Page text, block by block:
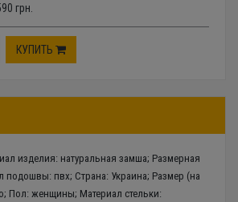
грн.
КУПИТЬ
изделия: натуральная замша; Размерная
подошвы: пвх; Страна: Украина; Размер (на
Пол: женщины; Материал стельки: